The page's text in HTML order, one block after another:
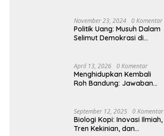
November 23, 2024 0 Komentar
Politik Uang: Musuh Dalam
Selimut Demokrasi di
April 13, 2026 0 Komentar
Menghidupkan Kembali
Roh Bandung: Jawaban
September 12, 2025 0 Komentar
Biologi Kopi: Inovasi Ilmiah,
Tren Kekinian, dan